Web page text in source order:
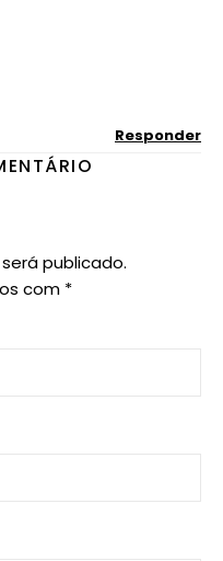
Responder
publicado.
com *